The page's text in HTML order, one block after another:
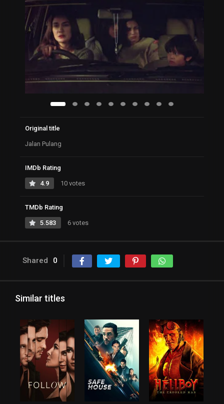
Original title
Jalan Pulang
IMDb Rating
4.9 10 votes
TMDb Rating
5.583 6 votes
Shared 0
Similar titles